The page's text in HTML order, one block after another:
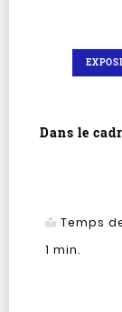
Dans le
Temps
1 min.